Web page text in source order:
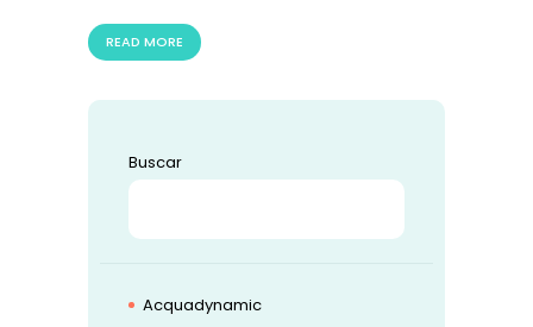
READ MORE
Buscar
Acquadynamic